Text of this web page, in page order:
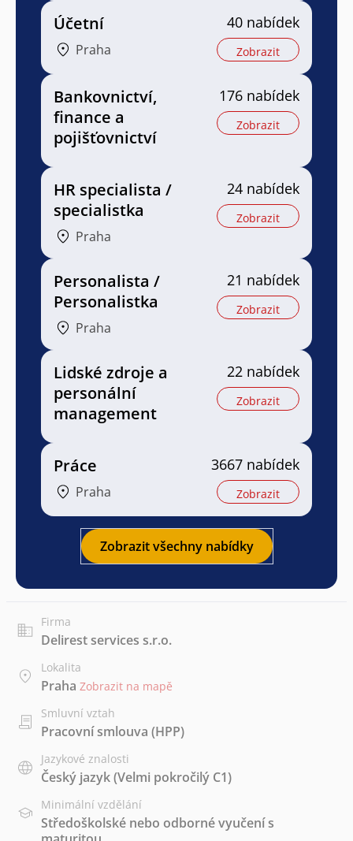
Účetní
Praha
40 nabídek
Zobrazit
Bankovnictví,
finance a
pojišťovnictví
176 nabídek
Zobrazit
HR specialista /
specialistka
Praha
24 nabídek
Zobrazit
Personalista /
Personalistka
Praha
21 nabídek
Zobrazit
Lidské zdroje a
personální
management
22 nabídek
Zobrazit
Práce
Praha
3667 nabídek
Zobrazit
Zobrazit všechny nabídky
Firma
Delirest services s.r.o.
Lokalita
Praha Zobrazit na mapě
Smluvní vztah
Pracovní smlouva (HPP)
Jazykové znalosti
Český jazyk(Velmi pokročilý C1)
Minimální vzdělání
Středoškolské nebo odborné vyučení s